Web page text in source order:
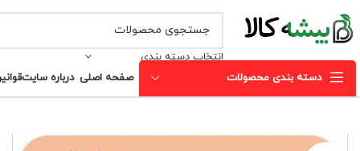
انتخاب دسته بندی
دسته بندی محصولات صفحه اصلی درباره سایت